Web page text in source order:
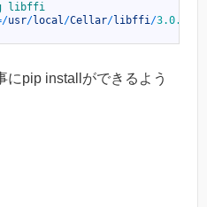
libffi
/usr/local/Cellar/libffi/3.0.13
にpip installができるよう